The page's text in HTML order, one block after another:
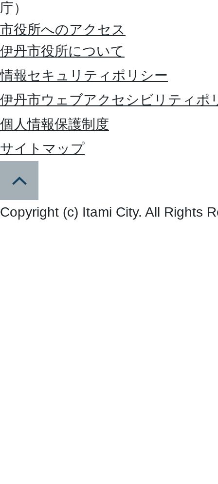
庁）
市役所へのアクセス
伊丹市役所について
情報セキュリティポリシー
伊丹市ウェブアクセシビリティポ
個人情報保護制度
サイトマップ
Copyright (c) Itami City. All Rights